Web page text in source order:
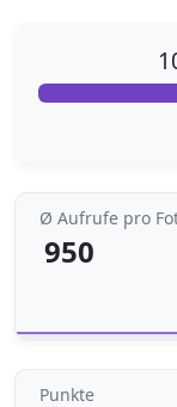
Ø Aufrufe pro
950
Punkte